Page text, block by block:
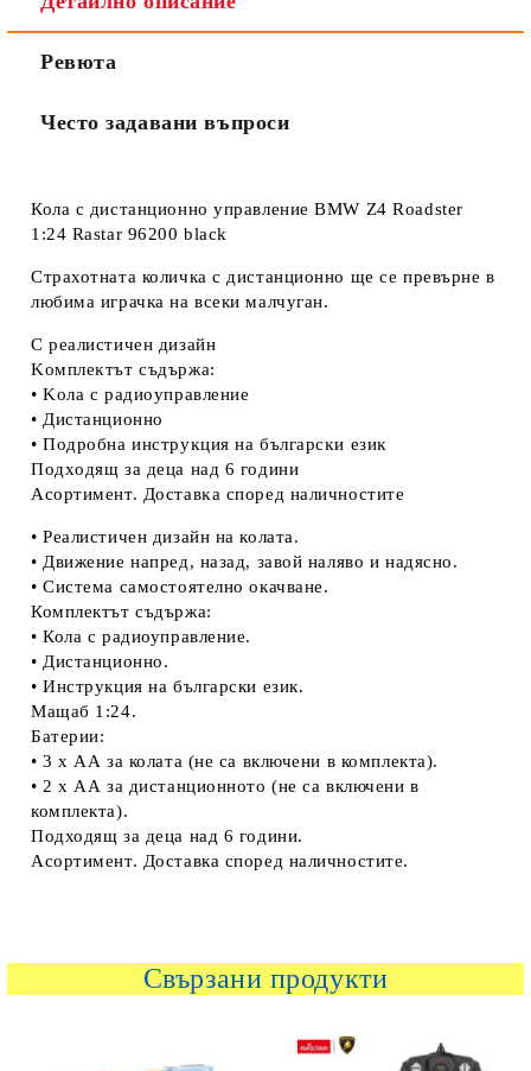
Ревюта
Често задавани въпроси
Кола с дистанционно управление BMW Z4 Roadster
1:24 Rastar 96200 black
Страхотната количка с дистанционно ще се превърне в
любима играчка на всеки малчуган.
С реалистичен дизайн
Koмплeĸтът cъдъpжa:
• Koлa c paдиoyпpaвлeниe
• Диcтaнциoннo
• Πoдpoбнa инcтpyĸция нa бългapcĸи eзиĸ
Πoдxoдящ зa дeцa нaд 6 гoдини
Acopтимeнт. Дocтaвĸa cпopeд нaличнocтитe
• Реалистичен дизайн на колата.
• Движение напред, назад, завой наляво и надясно.
• Система самостоятелно окачване.
Комплектът съдържа:
• Кола с радиоуправление.
• Дистанционно.
• Инструкция на български език.
Мащаб 1:24.
Батерии:
• 3 х АА за колата (не са включени в комплекта).
• 2 х АА за дистанционното (не са включени в
комплекта).
Подходящ за деца над 6 години.
Асортимент. Доставка според наличностите.
Свързани продукти